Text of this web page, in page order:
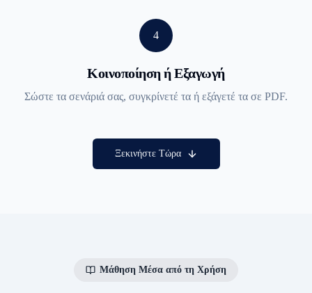
4
Κοινοποίηση ή Εξαγωγή
Σώστε τα σενάριά σας, συγκρίνετέ τα ή εξάγετέ τα σε PDF.
Ξεκινήστε Τώρα
Μάθηση Μέσα από τη Χρήση